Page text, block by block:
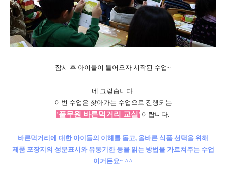
잠시 후 아이들이 들어오자 시작된 수업~
네 그렇습니다.
이번 수업은 찾아가는 수업으로 진행되는
'풀무원 바른먹거리 교실' 이랍니다.
바른먹거리에 대한 아이들의 이해를 돕고, 올바른 식품 선택을 위해
제품 포장지의 성분표시와 유통기한 등을 읽는 방법을 가르쳐주는 수업
이거든요~ ^^